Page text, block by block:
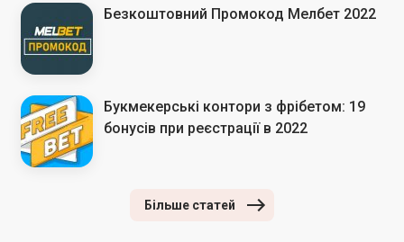
Безкоштовний Промокод Мелбет 2022
Букмекерські контори з фрібетом: 19
бонусів при реєстрації в 2022
Більше статей